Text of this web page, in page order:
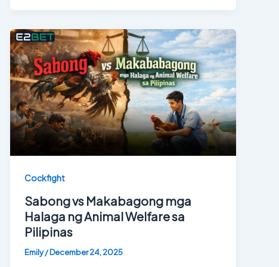
Cockfight
Sabong vs Makabagong mga
Halaga ng Animal Welfare sa
Pilipinas
Emily/December 24, 2025